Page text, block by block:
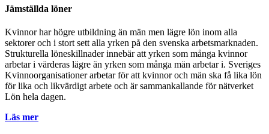
Jämställda löner
Kvinnor har högre utbildning än män men lägre lön inom alla
sektorer och i stort sett alla yrken på den svenska arbetsmarknaden.
Strukturella löneskillnader innebär att yrken som många kvinnor
arbetar i värderas lägre än yrken som många män arbetar i. Sveriges
Kvinnoorganisationer arbetar för att kvinnor och män ska få lika lön
för lika och likvärdigt arbete och är sammankallande för nätverket
Lön hela dagen.
Läs mer